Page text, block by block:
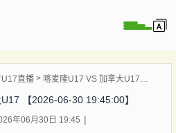
直播 喀麦隆U17 VS 加拿大U17 【2026-06-30 19:45:00】
【2026-06-30 19:45:00】
年06月30日 19:45